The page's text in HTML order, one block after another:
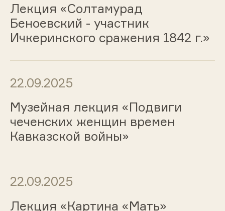
Лекция «Солтамурад
Беноевский - участник
Ичкеринского сражения 1842 г.»
22.09.2025
Музейная лекция «Подвиги
чеченских женщин времен
Кавказской войны»
22.09.2025
Лекция «Картина «Мать»